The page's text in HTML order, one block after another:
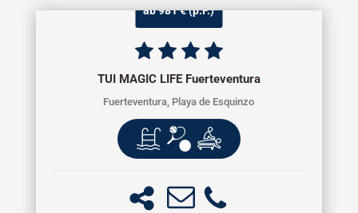
ab 981 € (p.P.)
TUI MAGIC LIFE Fuerteventura
Fuerteventura, Playa de Esquinzo